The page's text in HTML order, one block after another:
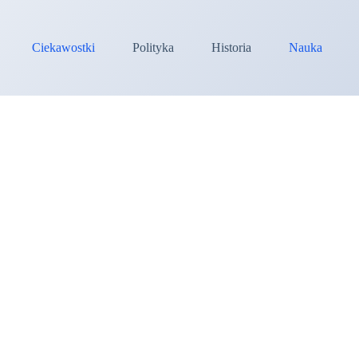
Ciekawostki
Polityka Historia Nauka